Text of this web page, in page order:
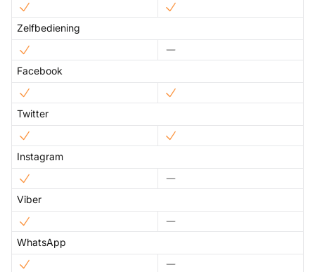
Zelfbediening
Facebook
Twitter
Instagram
Viber
WhatsApp